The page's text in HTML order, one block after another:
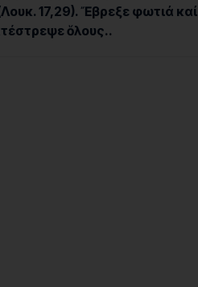
17,29). Ἔβρεξε φωτιά καί
ὅλους..